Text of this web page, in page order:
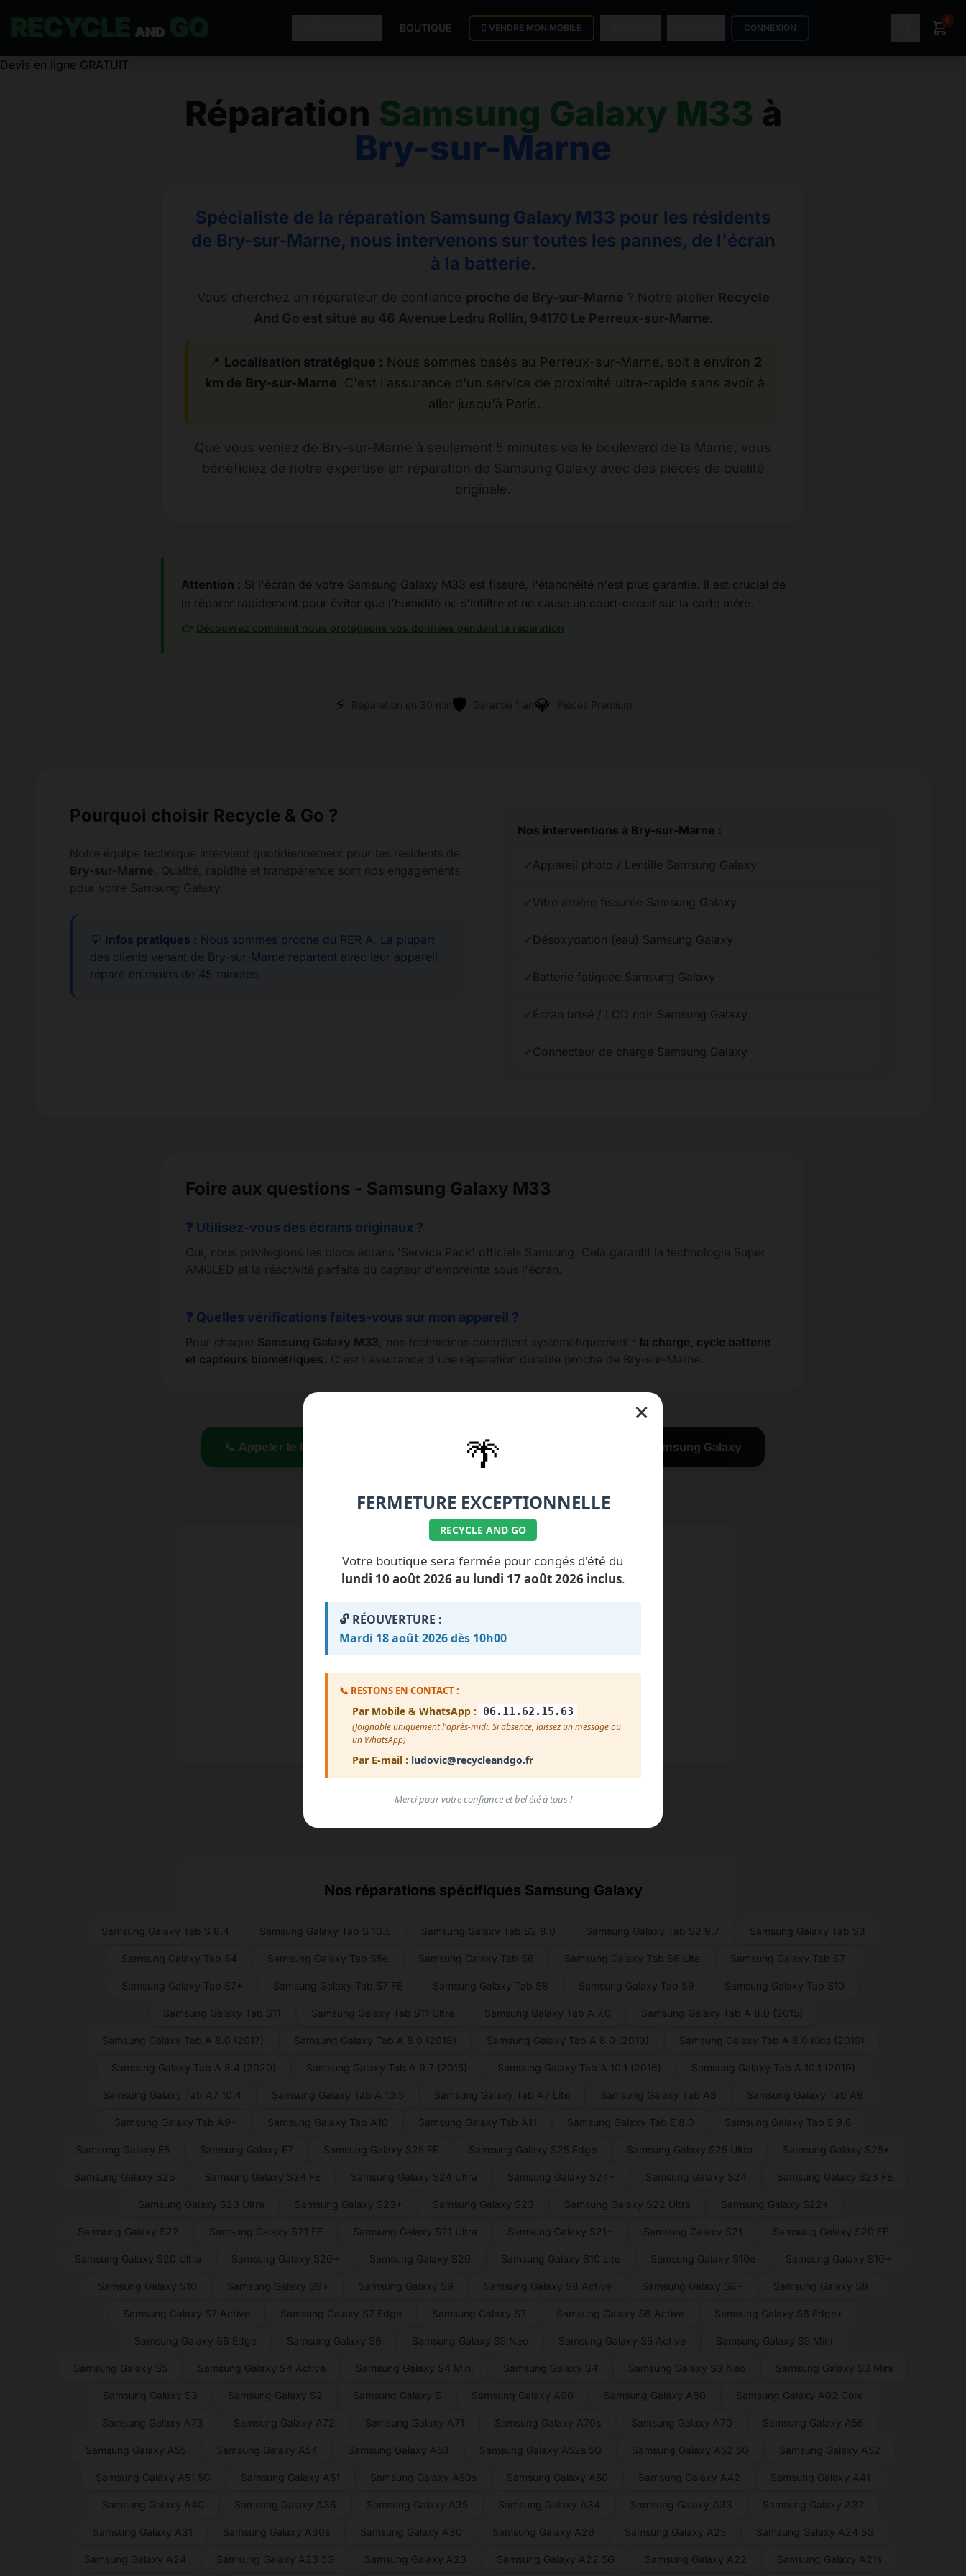
AND BOUTIQUE VENDRE MON MOBILE CONNEXION
0
Réparation Samsung Galaxy M33 à
Bry-sur-Marne
Spécialiste de la réparation Samsung Galaxy M33 pour les résidents
de Bry-sur-Marne, nous intervenons sur toutes les pannes, de l'écran
à la batterie.
Vous cherchez un réparateur de confiance proche de Bry-sur-Marne ? Notre atelier Recycle
And Go est situé au 46 Avenue Ledru Rollin, 94170 Le Perreux-sur-Marne.
📍 Localisation stratégique : Nous sommes basés au Perreux-sur-Marne, soit à environ 2
km de Bry-sur-Marne. C'est l'assurance d'un service de proximité ultra-rapide sans avoir à
aller jusqu'à Paris.
Que vous veniez de Bry-sur-Marne à seulement 5 minutes via le boulevard de la Marne, vous
bénéficiez de notre expertise en réparation de Samsung Galaxy avec des pièces de qualité
originale.
Attention : Si l'écran de votre Samsung Galaxy M33 est fissuré, l'étanchéité n'est plus garantie. Il est crucial de
le réparer rapidement pour éviter que l'humidité ne s'infiltre et ne cause un court-circuit sur la carte mère.
👉 Découvrez comment nous protégeons vos données pendant la réparation
⚡ Réparation en 30 min🛡️ Garantie 1 an💎 Pièces Premium
Pourquoi choisir Recycle & Go ?
Notre équipe technique intervient quotidiennement pour les résidents de
Bry-sur-Marne. Qualité, rapidité et transparence sont nos engagements
pour votre Samsung Galaxy.
💡 Infos pratiques : Nous sommes proche du RER A. La plupart
des clients venant de Bry-sur-Marne repartent avec leur appareil
réparé en moins de 45 minutes.
Nos interventions à Bry-sur-Marne :
✔Appareil photo / Lentille Samsung Galaxy
✔Vitre arrière fissurée Samsung Galaxy
✔ Désoxydation (eau) Samsung Galaxy
✔ Batterie fatiguée Samsung Galaxy
✔ Écran brisé / LCD noir Samsung Galaxy
✔Connecteur de charge Samsung Galaxy
Foire aux questions - Samsung Galaxy M33
❓ Utilisez-vous des écrans originaux ?
Oui, nous privilégions les blocs écrans 'Service Pack' officiels Samsung. Cela garantit la technologie Super
AMOLED et la réactivité parfaite du capteur d'empreinte sous l'écran.
❓ Quelles vérifications faites-vous sur mon appareil ?
Pour chaque Samsung Galaxy M33, nos techniciens contrôlent systématiquement : la charge, cycle batterie
et capteurs biométriques. C'est l'assurance d'une réparation durable proche de Bry-sur-Marne.
📞 Appeler le 01.77.99.07.92 / 06.11.62.15.63 💰 Nos tarifs réparation Samsung Galaxy
ILS NOUS FONTCONFIANCE
Voir plus d'avis
Nos réparations spécifiques Samsung Galaxy
Samsung Galaxy Tab S 8.4 Samsung Galaxy Tab S 10.5 Samsung Galaxy Tab S2 8.0 Samsung Galaxy Tab S2 9.7 Samsung Galaxy Tab S3
Samsung Galaxy Tab S4 Samsung Galaxy Tab S5e Samsung Galaxy Tab S6 Samsung Galaxy Tab S6 Lite Samsung Galaxy Tab S7
Samsung Galaxy Tab S7+ Samsung Galaxy Tab S7 FE Samsung Galaxy Tab S8 Samsung Galaxy Tab S9 Samsung Galaxy Tab S10
Samsung Galaxy Tab S11 Samsung Galaxy Tab S11 Ultra Samsung Galaxy Tab A 7.0 Samsung Galaxy Tab A 8.0 (2015)
Samsung Galaxy Tab A 8.0 (2017) Samsung Galaxy Tab A 8.0 (2018) Samsung Galaxy Tab A 8.0 (2019) Samsung Galaxy Tab A 8.0 Kids (2019)
Samsung Galaxy Tab A 8.4 (2020) Samsung Galaxy Tab A 9.7 (2015) Samsung Galaxy Tab A 10.1 (2016) Samsung Galaxy Tab A 10.1 (2019)
Samsung Galaxy Tab A7 10.4 Samsung Galaxy Tab A 10.5 Samsung Galaxy Tab A7 Lite Samsung Galaxy Tab A8 Samsung Galaxy Tab A9
Samsung Galaxy Tab A9+ Samsung Galaxy Tab A10 Samsung Galaxy Tab A11 Samsung Galaxy Tab E 8.0 Samsung Galaxy Tab E 9.6
Samsung Galaxy E5 Samsung Galaxy E7 Samsung Galaxy S25 FE Samsung Galaxy S25 Edge Samsung Galaxy S25 Ultra Samsung Galaxy S25+
Samsung Galaxy S25 Samsung Galaxy S24 FE Samsung Galaxy S24 Ultra Samsung Galaxy S24+ Samsung Galaxy S24 Samsung Galaxy S23 FE
Samsung Galaxy S23 Ultra Samsung Galaxy S23+ Samsung Galaxy S23 Samsung Galaxy S22 Ultra Samsung Galaxy S22+
Samsung Galaxy S22 Samsung Galaxy S21 FE Samsung Galaxy S21 Ultra Samsung Galaxy S21+ Samsung Galaxy S21 Samsung Galaxy S20 FE
Samsung Galaxy S20 Ultra Samsung Galaxy S20+ Samsung Galaxy S20 Samsung Galaxy S10 Lite Samsung Galaxy S10e Samsung Galaxy S10+
Samsung Galaxy S10 Samsung Galaxy S9+ Samsung Galaxy S9 Samsung Galaxy S8 Active Samsung Galaxy S8+ Samsung Galaxy S8
Samsung Galaxy S7 Active Samsung Galaxy S7 Edge Samsung Galaxy S7 Samsung Galaxy S6 Active Samsung Galaxy S6 Edge+
Samsung Galaxy S6 Edge Samsung Galaxy S6 Samsung Galaxy S5 Neo Samsung Galaxy S5 Active Samsung Galaxy S5 Mini
Samsung Galaxy S5 Samsung Galaxy S4 Active Samsung Galaxy S4 Mini Samsung Galaxy S4 Samsung Galaxy S3 Neo Samsung Galaxy S3 Mini
Samsung Galaxy S3 Samsung Galaxy S2 Samsung Galaxy S Samsung Galaxy A90 Samsung Galaxy A80 Samsung Galaxy A02 Core
Samsung Galaxy A73 Samsung Galaxy A72 Samsung Galaxy A71 Samsung Galaxy A70s Samsung Galaxy A70 Samsung Galaxy A56
Samsung Galaxy A55 Samsung Galaxy A54 Samsung Galaxy A53 Samsung Galaxy A52s 5G Samsung Galaxy A52 5G Samsung Galaxy A52
Samsung Galaxy A51 5G Samsung Galaxy A51 Samsung Galaxy A50s Samsung Galaxy A50 Samsung Galaxy A42 Samsung Galaxy A41
Samsung Galaxy A40 Samsung Galaxy A36 Samsung Galaxy A35 Samsung Galaxy A34 Samsung Galaxy A33 Samsung Galaxy A32
Samsung Galaxy A31 Samsung Galaxy A30s Samsung Galaxy A30 Samsung Galaxy A26 Samsung Galaxy A25 Samsung Galaxy A24 5G
Samsung Galaxy A24 Samsung Galaxy A23 5G Samsung Galaxy A23 Samsung Galaxy A22 5G Samsung Galaxy A22 Samsung Galaxy A21s
×
🌴
FERMETURE EXCEPTIONNELLE
RECYCLE AND GO
Votre boutique sera fermée pour congés d'été du
lundi 10 août 2026 au lundi 17 août 2026 inclus.
🔓 RÉOUVERTURE :
Mardi 18 août 2026 dès 10h00
📞 RESTONS EN CONTACT :
Par Mobile & WhatsApp : 06.11.62.15.63
(Joignable uniquement l'après-midi. Si absence, laissez un message ou
un WhatsApp)
Par E-mail : ludovic@recycleandgo.fr
Merci pour votre confiance et bel été à tous !